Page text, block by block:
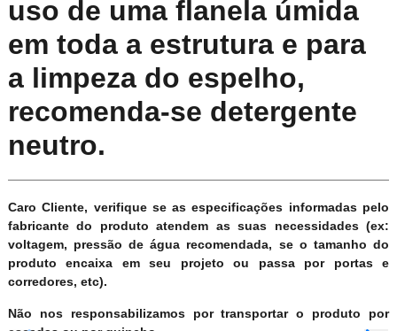
uso de uma flanela úmida
em toda a estrutura e para
a limpeza do espelho,
recomenda-se detergente
neutro.
Caro Cliente, verifique se as especificações informadas pelo
fabricante do produto atendem as suas necessidades (ex:
voltagem, pressão de água recomendada, se o tamanho do
produto encaixa em seu projeto ou passa por portas e
corredores, etc).
Não nos responsabilizamos por transportar o produto por